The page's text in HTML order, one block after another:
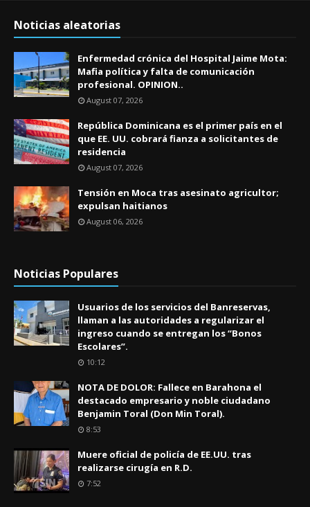
Noticias aleatorias
Enfermedad crónica del Hospital Jaime Mota:
Mafia política y falta de comunicación
profesional. OPINION..
August 07, 2026
República Dominicana es el primer país en el
que EE. UU. cobrará fianza a solicitantes de
residencia
August 07, 2026
Tensión en Moca tras asesinato agricultor;
expulsan haitianos
August 06, 2026
Noticias Populares
Usuarios de los servicios del Banreservas,
llaman a las autoridades a regularizar el
ingreso cuando se entregan los “Bonos
Escolares”.
10:12
NOTA DE DOLOR: Fallece en Barahona el
destacado empresario y noble ciudadano
Benjamin Toral (Don Min Toral).
8:53
Muere oficial de policía de EE.UU. tras
realizarse cirugía en R.D.
7:52